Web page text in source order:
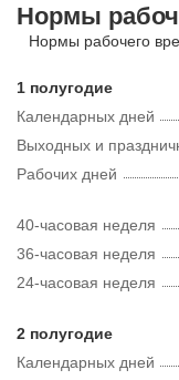
Нормы
Нормы рабочего
1 полугодие
Календарных дней
Рабочих дней
Выходных и
40-часовая неделя
36-часовая неделя
24-часовая неделя
2 полугодие
Календарных дней